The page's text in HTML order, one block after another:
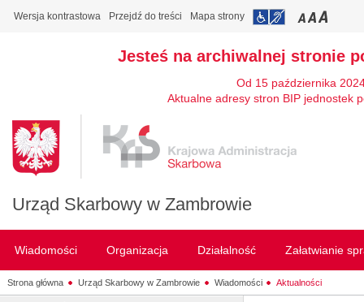
Wersja kontrastowa Przejdź do treści Mapa strony
Jesteś na archiwalnej stronie
Od 15 października
Aktualne adresy stron BIP jednostek
Urząd Skarbowy w Zambrowie
Wiadomości Organizacja Działalność Załatwianie
Strona główna Urząd Skarbowy w Zambrowie Wiadomości Aktualności